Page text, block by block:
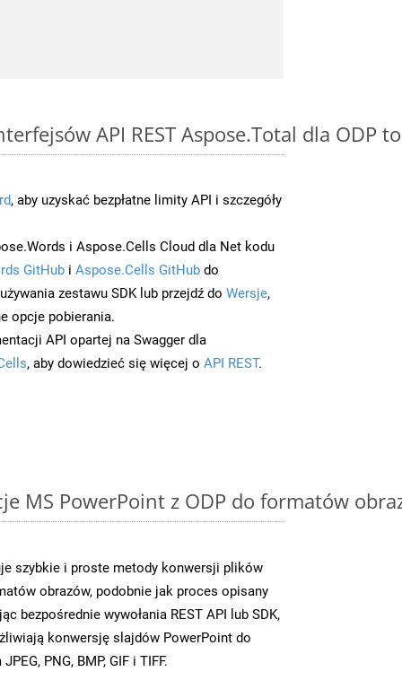
API REST Aspose.Total dla ODP
, aby uzyskać bezpłatne limity API i szczegóły
i Aspose.Cells Cloud dla Net kodu
GitHub i Aspose.Cells GitHub do
zestawu SDK lub przejdź do Wersje,
opcje pobierania.
API opartej na Swagger dla
, aby dowiedzieć się więcej o API REST.
MS PowerPoint z ODP do formatów
szybkie i proste metody konwersji plików
obrazów, podobnie jak proces opisany
bezpośrednie wywołania REST API lub SDK,
konwersję slajdów PowerPoint do
PNG, BMP, GIF i TIFF.